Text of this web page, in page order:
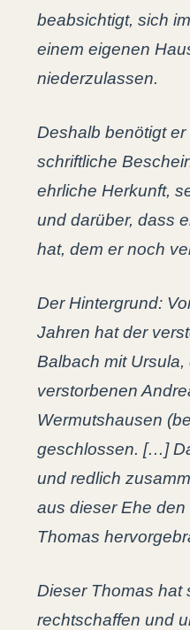
beabsichtigt, sich
einem eigenen
niederzulassen.
Deshalb benötigt
schriftliche
ehrliche Herkunft,
und darüber, dass
hat, dem er noch
Der Hintergrund:
Jahren hat der
Balbach mit Ursula,
verstorbenen
Wermutshausen
geschlossen. […]
und redlich
aus dieser Ehe
Thomas
Dieser Thomas hat
rechtschaffen und